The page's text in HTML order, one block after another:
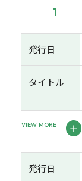
1
発行日
タイトル
VIEW MORE
発行日